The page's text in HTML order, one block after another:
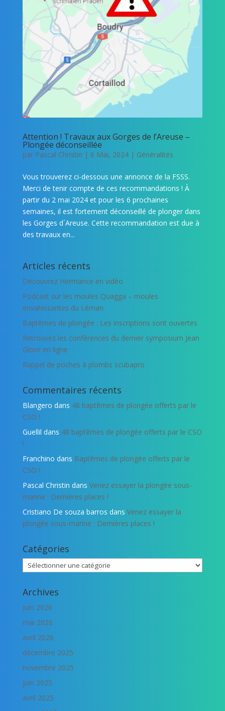
Attention ! Travaux aux Gorges de l’Areuse –
Plongée déconseillée
par Pascal Christin | 6 Mai, 2024| Généralités
Vous trouverez ci-dessous une annonce de la FSSS.
Merci de tenir compte de ces recommandations ! À
partir du 2 mai 2024 et pour les 6 prochaines
semaines, il est fortement déconseillé de plonger dans
les Gorges d´Areuse. Cette recommandation est due à
des travaux en...
Articles récents
Découvrez Hermance en vidéo
Podcast sur les moules Quagga – moules
envahissantes du Léman
Baptêmes de plongée : Les inscriptions sont ouvertes
Retrouvez les conférences du dernier symposium Jean
Gloor en ligne
Rappel de poches à plombs scubapro
Commentaires récents
Blangero dans 48 baptêmes de plongée offerts par le
CSO !
Guellil dans 48 baptêmes de plongée offerts par le CSO
!
Franchino dans Baptêmes de plongée offerts par le
CSO !
Pascal Christin dans Venez essayer la plongée sous-
marine : Dernières places !
Cristiano De souza barros dans Venez essayer la
plongée sous-marine : Dernières places !
Catégories
Catégories
Archives
juin 2026
mai 2026
avril 2026
décembre 2025
novembre 2025
juin 2025
avril 2025